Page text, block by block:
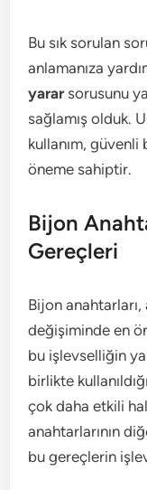
Bu sık sorulan
anlamanıza
yararsorusunu
sağlamış olduk.
kullanım,
öneme sahiptir.
Bijon
Gereçleri
Bijon anahtarları,
değişiminde en
bu işlevselliğin
birlikte
çok daha etkili
anahtarlarının
bu gereçlerin